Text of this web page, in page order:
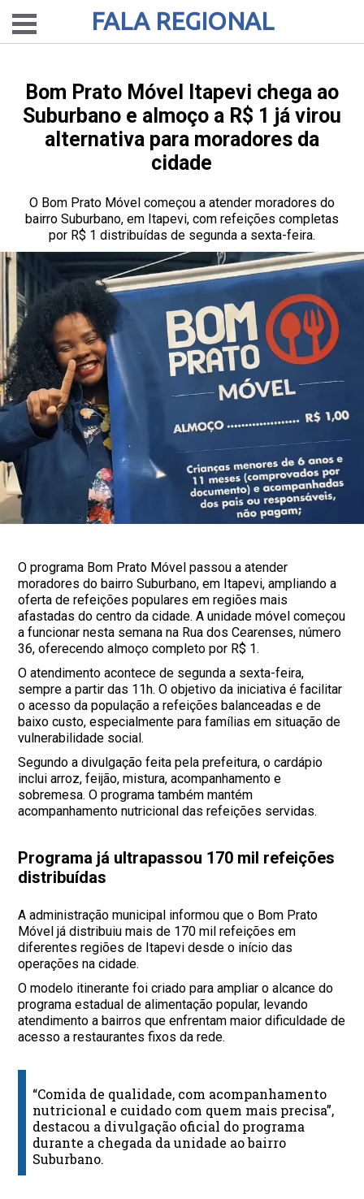
FALA REGIONAL
Bom Prato Móvel Itapevi chega ao
Suburbano e almoço a R$ 1 já virou
alternativa para moradores da
cidade
O Bom Prato Móvel começou a atender moradores do
bairro Suburbano, em Itapevi, com refeições completas
por R$ 1 distribuídas de segunda a sexta-feira.
O programa Bom Prato Móvel passou a atender
moradores do bairro Suburbano, em Itapevi, ampliando a
oferta de refeições populares em regiões mais
afastadas do centro da cidade. A unidade móvel começou
a funcionar nesta semana na Rua dos Cearenses, número
36, oferecendo almoço completo por R$ 1.
O atendimento acontece de segunda a sexta-feira,
sempre a partir das 11h. O objetivo da iniciativa é facilitar
o acesso da população a refeições balanceadas e de
baixo custo, especialmente para famílias em situação de
vulnerabilidade social.
Segundo a divulgação feita pela prefeitura, o cardápio
inclui arroz, feijão, mistura, acompanhamento e
sobremesa. O programa também mantém
acompanhamento nutricional das refeições servidas.
Programa já ultrapassou 170 mil refeições
distribuídas
A administração municipal informou que o Bom Prato
Móvel já distribuiu mais de 170 mil refeições em
diferentes regiões de Itapevi desde o início das
operações na cidade.
O modelo itinerante foi criado para ampliar o alcance do
programa estadual de alimentação popular, levando
atendimento a bairros que enfrentam maior dificuldade de
acesso a restaurantes fixos da rede.
“Comida de qualidade, com acompanhamento
nutricional e cuidado com quem mais precisa”,
destacou a divulgação oficial do programa
durante a chegada da unidade ao bairro
Suburbano.